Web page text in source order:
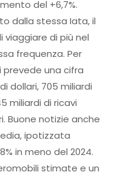
del +6,7%.
dalla stessa Iata, il
viaggiare di più nel
frequenza. Per
prevede una cifra
dollari, 705 miliardi
miliardi di ricavi
Buone notizie anche
ipotizzata
in meno del 2024.
stimate e un